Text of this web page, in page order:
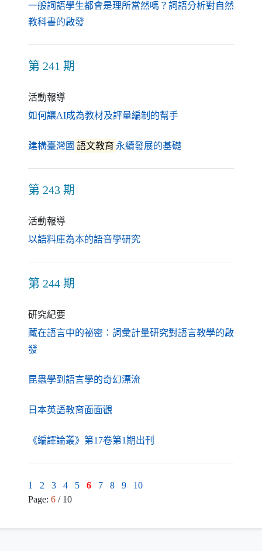
一般詞語學生都會是理所當然嗎？詞語分析對自然
教科書的啟發（另開新視窗）
第 241 期
活動報導
如何讓AI成為教材及評量編制的幫手（另開新視窗）
建構臺灣國 語文教育 永續發展的基礎（另開新視窗）
第 243 期
活動報導
以語料庫為本的語音學研究
第 244 期
研究紀要
藏在語言中的祕密：詞彙計量研究對語言教學的啟
發（另開新視窗）
昆蟲學到語言學的奇幻漂流
日本英語教育面面觀
《編譯論叢》第17卷第1期出刊
1 2 3 4 5 6 7 8 9
10
Page: 6 / 10